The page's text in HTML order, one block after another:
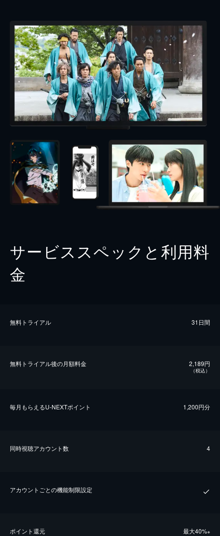
サービススペックと利用料
金
無料トライアル 31日間
無料トライアル後の⽉額料金 2,189円
（税込）
毎⽉もらえるU-NEXTポイント 1,200円分
同時視聴アカウント数 4
アカウントごとの機能制限設定
ポイント還元 最⼤40%※